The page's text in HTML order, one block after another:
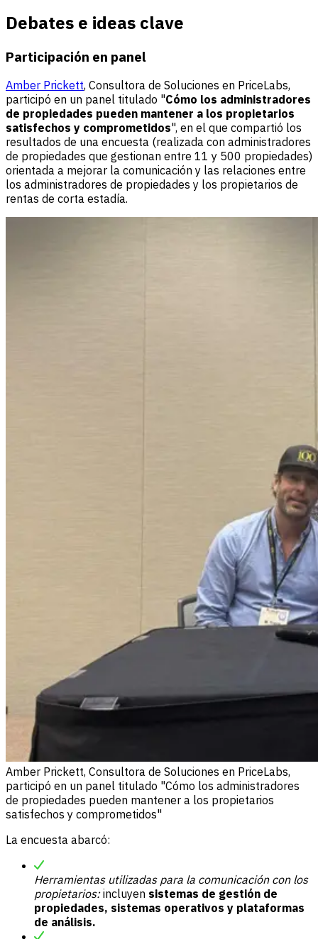
Debates e ideas clave
Participación en panel
Amber Prickett, Consultora de Soluciones en PriceLabs,
participó en un panel titulado "Cómo los administradores
de propiedades pueden mantener a los propietarios
satisfechos y comprometidos", en el que compartió los
resultados de una encuesta (realizada con administradores
de propiedades que gestionan entre 11 y 500 propiedades)
orientada a mejorar la comunicación y las relaciones entre
los administradores de propiedades y los propietarios de
rentas de corta estadía.
Amber Prickett, Consultora de Soluciones en PriceLabs,
participó en un panel titulado "Cómo los administradores
de propiedades pueden mantener a los propietarios
satisfechos y comprometidos"
La encuesta abarcó:
Herramientas utilizadas para la comunicación con los
propietarios:incluyen sistemas de gestión de
propiedades, sistemas operativos y plataformas
de análisis.